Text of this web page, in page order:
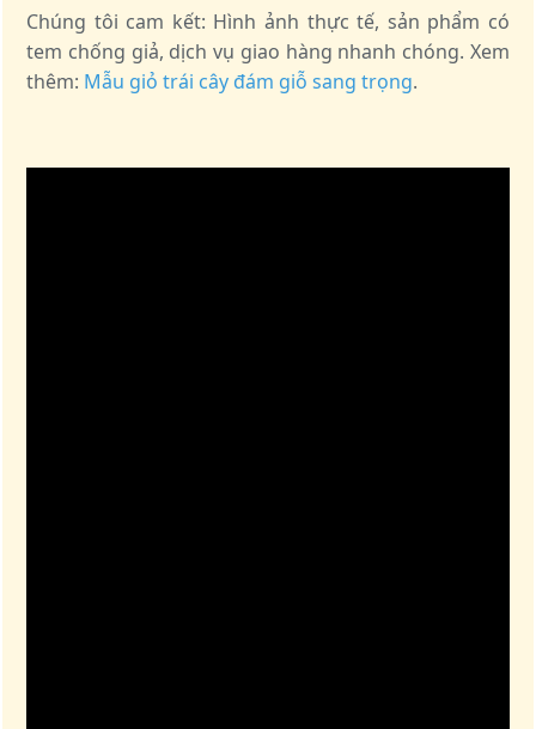
Chúng tôi cam kết: Hình ảnh thực tế, sản phẩm có
tem chống giả, dịch vụ giao hàng nhanh chóng. Xem
thêm: Mẫu giỏ trái cây đám giỗ sang trọng.